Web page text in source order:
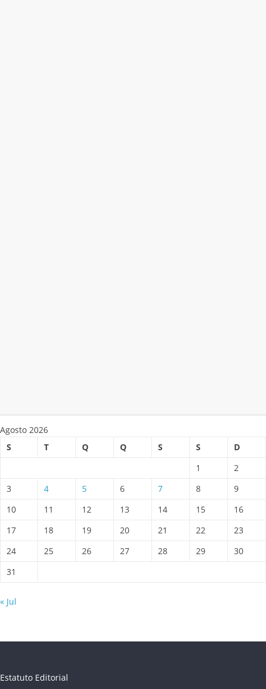
Agosto 2026
S
T Q Q S S
D
1
2
3
4 5 6 7 8
9
10
11 12 13 14 15
16
17
18 19 20 21 22
23
24
25 26 27 28 29
30
31
« Jul
Estatuto Editorial